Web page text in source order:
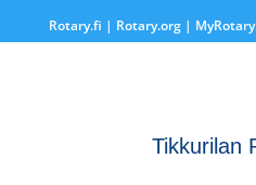
Rotary.fi | Rotary.org|
Tikkurilan